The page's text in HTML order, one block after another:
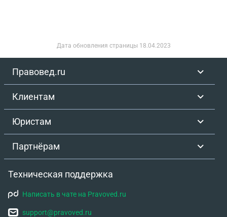
Дата обновления страницы 18.04.2023
Правовед.ru
Клиентам
Юристам
Партнёрам
Техническая поддержка
Написать в чате на Pravoved.ru
support@pravoved.ru